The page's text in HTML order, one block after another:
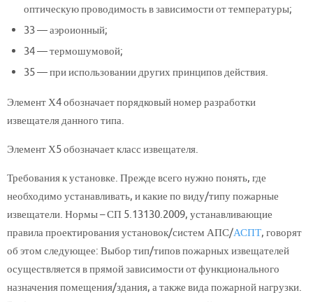
оптическую проводимость в зависимости от температуры;
33 — аэроионный;
34 — термошумовой;
35 — при использовании других принципов действия.
Элемент Х4 обозначает порядковый номер разработки
извещателя данного типа.
Элемент Х5 обозначает класс извещателя.
Требования к установке. Прежде всего нужно понять, где
необходимо устанавливать, и какие по виду/типу пожарные
извещатели. Нормы – СП 5.13130.2009, устанавливающие
правила проектирования установок/систем АПС/АСПТ, говорят
об этом следующее: Выбор тип/типов пожарных извещателей
осуществляется в прямой зависимости от функционального
назначения помещения/здания, а также вида пожарной нагрузки.